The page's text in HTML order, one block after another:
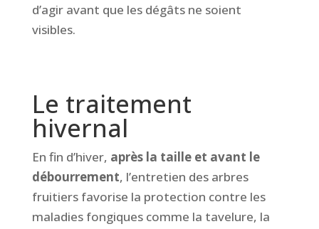
d’agir avant que les dégâts ne soient
visibles.
Le traitement
hivernal
En fin d’hiver, après la taille et avant le
débourrement, l’entretien des arbres
fruitiers favorise la protection contre les
maladies fongiques comme la tavelure, la